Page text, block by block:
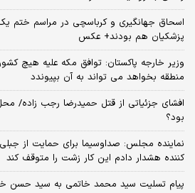
اسحاق جهانگیری و کرباسچی در مراسم ختم یک
پزشکیان هم بودند+ عکس
وزیر خارجه پاکستان: توافق مکه علیه هیچ
منطقه بخواهد می تواند به آن بپیوندد
افشای جزئیاتی از قتل حمیدرضا رجب زاده/
بود؟
نماینده مجلس: صداوسیما برای حمایت از
کننده هشدار دادم این کار زشت را متوقف کند
پیام تسلیت سید محمد خاتمی به سید حسن